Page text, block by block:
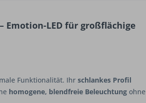
Emotion-LED für großflächige
Funktionalität. Ihr schlankes Profil
homogene, blendfreie Beleuchtung ohne